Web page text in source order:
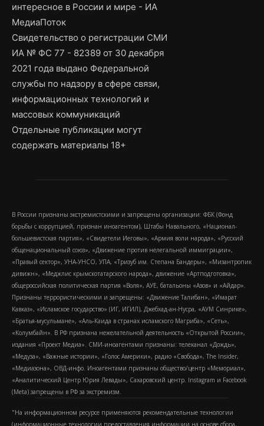
интересное в России и мире - ИА
МедиаПоток
Свидетельство о регистрации СМИ
ИА № ФС 77 - 82389 от 30 декабря
2021 года выдано Федеральной
службы по надзору в сфере связи,
информационных технологий и
массовых коммуникаций
Отдельные публикации могут
содержать материалы 18+
В России признаны экстремистскими и запрещены организации: ФБК (Фонд
борьбы с коррупцией, признан иноагентом), Штабы Навального, «Национал-
большевистская партия», «Свидетели Иеговы», «Армия воли народа», «Русский
общенациональный союз», «Движение против нелегальной иммиграции»,
«Правый сектор», УНА-УНСО, УПА, «Тризуб им. Степана Бандеры», «Мизантропик
дивижн», «Меджлис крымскотатарского народа», движение «Артподготовка»,
общероссийская политическая партия «Воля», АУЕ, батальоны «Азов» и «Айдар».
Признаны террористическими и запрещены: «Движение Талибан», «Имарат
Кавказ», «Исламское государство» (ИГ, ИГИЛ), Джебхад-ан-Нусра, «АУМ Синрике»,
«Братья-мусульмане», «Аль-Каида в странах исламского Магриба», «Сеть»,
«Колумбайн». В РФ признана нежелательной деятельность «Открытой России»,
издания «Проект Медиа». СМИ-иноагентами признаны: телеканал «Дождь»,
«Медуза», «Важные истории», «Голос Америки», радио «Свобода», The Insider,
«Медиазона», ОВД-инфо. Иноагентами признаны общество/центр «Мемориал»,
«Аналитический Центр Юрия Левады», Сахаровский центр. Instagram и Facebook
(Metа) запрещены в РФ за экстремизм.
"На информационном ресурсе применяются рекомендательные технологии
(информационные технологии предоставления информации на основе сбора,